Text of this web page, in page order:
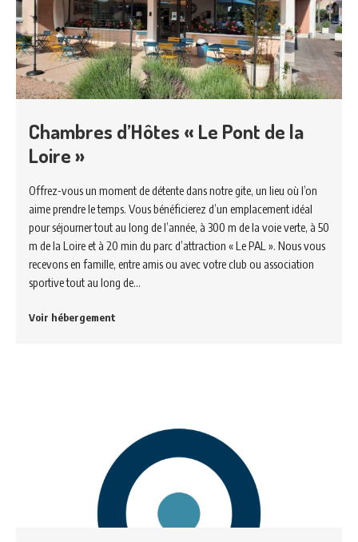
Chambres d’Hôtes « Le Pont de la
Loire »
Offrez-vous un moment de détente dans notre gite, un lieu où l’on
aime prendre le temps. Vous bénéficierez d’un emplacement idéal
pour séjourner tout au long de l’année, à 300 m de la voie verte, à 50
m de la Loire et à 20 min du parc d’attraction « Le PAL ». Nous vous
recevons en famille, entre amis ou avec votre club ou association
sportive tout au long de…
Voir hébergement